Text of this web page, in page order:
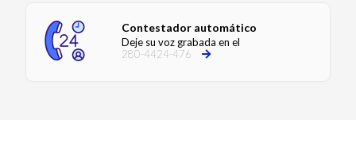
Contestador automático
Deje su voz grabada en el
280-4424-476